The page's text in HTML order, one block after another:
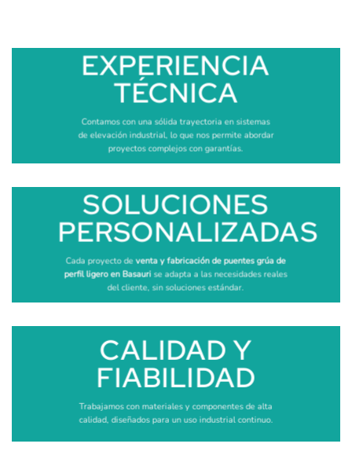
EXPERIENCIA
TÉCNICA
Contamos con una sólida trayectoria en sistemas
de elevación industrial, lo que nos permite abordar
proyectos complejos con garantías.
SOLUCIONES
PERSONALIZADAS
Cada proyecto deventa y fabricación de puentes grúa de
perfil ligero en Basauri se adapta a las necesidades reales
del cliente, sin soluciones estándar.
CALIDAD Y
FIABILIDAD
Trabajamos con materiales y componentes de alta
calidad, diseñados para un uso industrial continuo.